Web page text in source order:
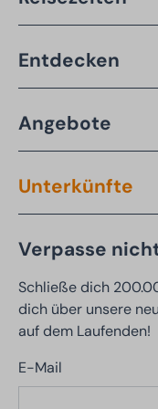
Entdecken
Angebote
Unterkünfte
Verpasse
Schließe dich
dich über unsere
auf dem Laufenden!
E-Mail